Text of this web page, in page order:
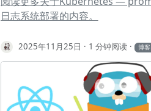
deployment_name: Deployment
标签或 Pod 名称中提取）
Deployment: Loki 主服务 Service:
ConfigMap: Loki 配置文件 PVC:
（10Gi） PV: 数据存储类 创建
namespace: 1kubectl create
建 loki 目录并创建 pv.yaml
日志系统部署的内容。
2025年11月25日 1 分钟阅读 博客